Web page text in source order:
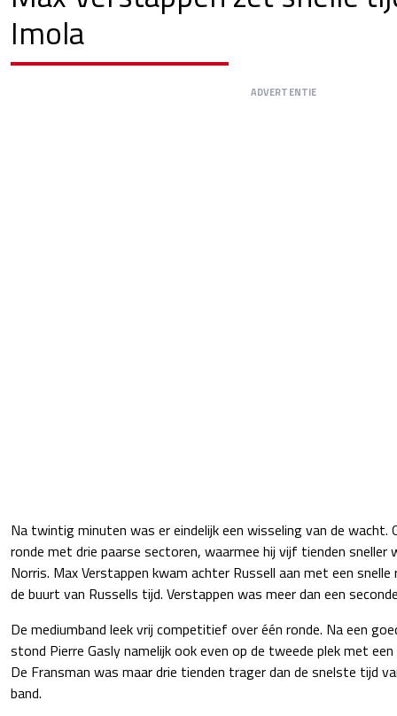
Imola
ADVERTENTIE
Na twintig minuten was er eindelijk een wisseling van de wacht.
ronde met drie paarse sectoren, waarmee hij vijf tienden sneller
Norris. Max Verstappen kwam achter Russell aan met een
de buurt van Russells tijd. Verstappen was meer dan een
De mediumband leek vrij competitief over één ronde. Na een
stond Pierre Gasly namelijk ook even op de tweede plek met
De Fransman was maar drie tienden trager dan de snelste tijd
band.